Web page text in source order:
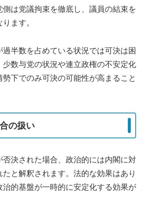
側は党議拘束を徹底し、議員の結束を
ます。
半数を占めている状況では可決は困
少数与党の状況や連立政権の不安定化
下でのみ可決の可能性が高まること
の扱い
否決された場合、政治的には内閣に対
と解釈されます。法的な効果はあり
治的基盤が一時的に安定化する効果が